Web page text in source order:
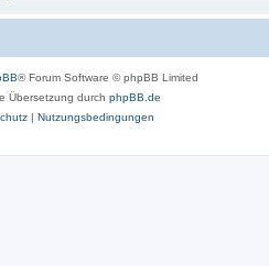
® Forum Software © phpBB Limited
Übersetzung durch phpBB.de
| Nutzungsbedingungen